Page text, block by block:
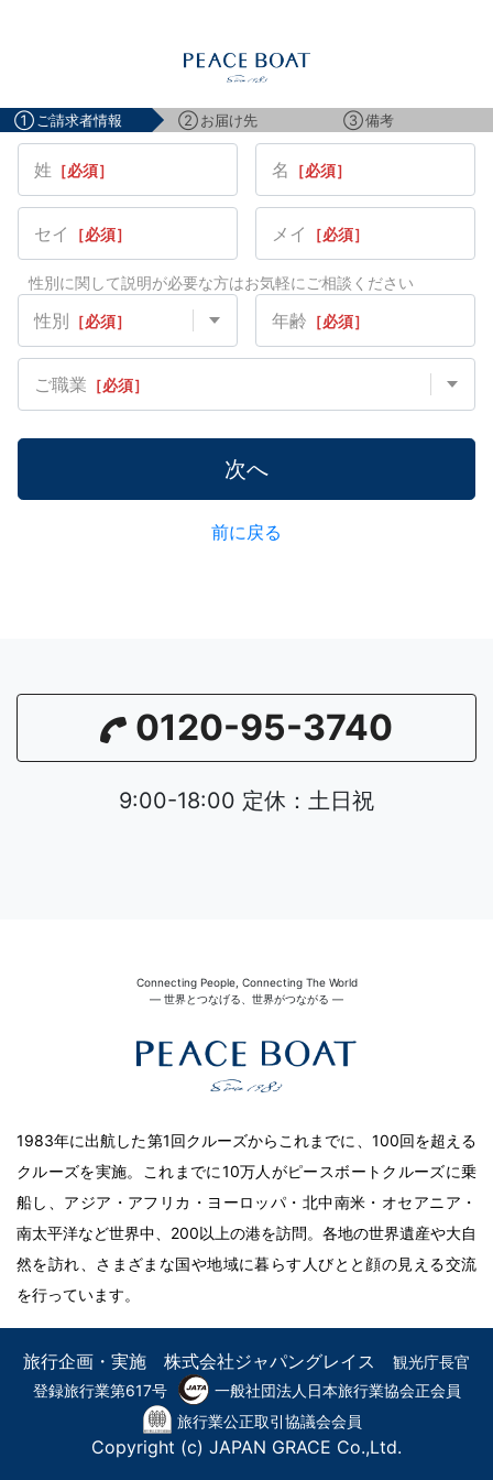
資料請求
① ご請求者情報 ②お届け先 ③備考
姓 ［必須］ 名 ［必須］
セイ ［必須］ メイ ［必須］
性別に関して説明が必要な方はお気軽にご相談ください
性別 ［必須］ 年齢 ［必須］
ご職業 ［必須］
次へ
前に戻る
0120-95-3740
9:00-18:00 定休：土日祝
Connecting People, Connecting The World
― 世界とつなげる、世界がつながる ―
1983年に出航した第1回クルーズからこれまでに、100回を超える
クルーズを実施。これまでに10万人がピースボートクルーズに乗
船し、アジア・アフリカ・ヨーロッパ・北中南米・オセアニア・
南太平洋など世界中、200以上の港を訪問。各地の世界遺産や大自
然を訪れ、さまざまな国や地域に暮らす人びとと顔の見える交流
を行っています。
旅行企画・実施 株式会社ジャパングレイス 観光庁長官
登録旅行業第617号
一般社団法人日本旅行業協会正会員
旅行業公正取引協議会会員
Copyright (c) JAPAN GRACE Co.,Ltd.